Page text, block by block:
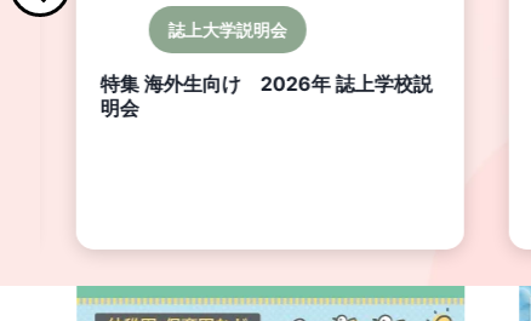
誌上大学説明会
特集 海外生向け 2026年 誌上学校説
明会